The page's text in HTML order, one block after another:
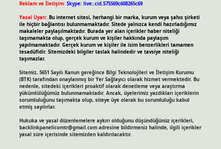
Reklam ve İletişim: Skype: live:.cid.575569c608265c69
Yasal Uyarı: Bu internet sitesi, herhangi bir marka, kurum veya şahıs şirketi
ile hiçbir bağlantısı bulunmamaktadır. Sitede yalnızca kendi hazırladığımız
makaleler paylaşılmaktadır. Burada yer alan içerikler haber niteliği
taşımamakta olup, gerçek kurum ve kişiler hakkında paylaşım
yapılmamaktadır. Gerçek kurum ve kişiler ile isim benzerlikleri tamamen
tesadüfidir. Sitemizdeki bilgiler taslak halindedir ve tavsiye niteliği
taşımazlar.
Sitemiz, 5651 Sayılı Kanun gereğince Bilgi Teknolojileri ve İletişim Kurumu
(BTK) tarafından onaylanmış bir Yer Sağlayıcı olarak hizmet vermektedir. Bu
nedenle, sitedeki içerikleri proaktif olarak denetleme veya araştırma
yükümlülüğümüz bulunmamaktadır. Ancak, üyelerimiz yazdıkları içeriklerin
sorumluluğunu taşımakta olup, siteye üye olarak bu sorumluluğu kabul
etmiş sayılırlar.
Hukuka ve yasal düzenlemelere aykırı olduğunu düşündüğünüz içerikleri,
backlinkpanelicomtr@gmail.comadresine bildirmeniz halinde, ilgili içerikler
yasal süre içerisinde sitemizden kaldırılacaktır.